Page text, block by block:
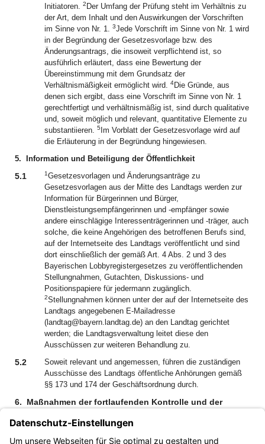
Initiatoren. 2 Der Umfang der Prüfung steht im Verhältnis zu
der Art, dem Inhalt und den Auswirkungen der Vorschriften
im Sinne von Nr. 1. 3Jede Vorschrift im Sinne von Nr. 1 wird
in der Begründung der Gesetzesvorlage bzw. des
Änderungsantrags, die insoweit verpflichtend ist, so
ausführlich erläutert, dass eine Bewertung der
Übereinstimmung mit dem Grundsatz der
Verhältnismäßigkeit ermöglicht wird. 4Die Gründe, aus
denen sich ergibt, dass eine Vorschrift im Sinne von Nr. 1
gerechtfertigt und verhältnismäßig ist, sind durch qualitative
und, soweit möglich und relevant, quantitative Elemente zu
substantiieren. 5 Im Vorblatt der Gesetzesvorlage wird auf
die Erläuterung in der Begründung hingewiesen.
5.
Information und Beteiligung der Öffentlichkeit
5.1 1Gesetzesvorlagen und Änderungsanträge zu
Gesetzesvorlagen aus der Mitte des Landtags werden zur
Information für Bürgerinnen und Bürger,
Dienstleistungsempfängerinnen und -empfänger sowie
andere einschlägige Interessenträgerinnen und -träger, auch
solche, die keine Angehörigen des betroffenen Berufs sind,
auf der Internetseite des Landtags veröffentlicht und sind
dort einschließlich der gemäß Art. 4 Abs. 2 und 3 des
Bayerischen Lobbyregistergesetzes zu veröffentlichenden
Stellungnahmen, Gutachten, Diskussions- und
Positionspapiere für jedermann zugänglich.
2Stellungnahmen können unter der auf der Internetseite des
Landtags angegebenen E-Mailadresse
(landtag@bayern.landtag.de) an den Landtag gerichtet
werden; die Landtagsverwaltung leitet diese den
Ausschüssen zur weiteren Behandlung zu.
5.2
Soweit relevant und angemessen, führen die zuständigen
Ausschüsse des Landtags öffentliche Anhörungen gemäß
§§ 173 und 174 der Geschäftsordnung durch.
6.
Maßnahmen der fortlaufenden Kontrolle und der
Diesbezüglich wird auf die entsprechenden Regelungen in